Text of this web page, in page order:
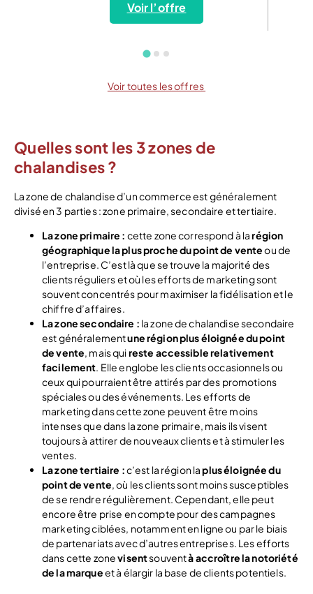
Voir l’offre
Voir toutes les offres
Quelles sont les 3 zones de
chalandises ?
La zone de chalandise d’un commerce est généralement
divisé en 3 parties : zone primaire, secondaire et tertiaire.
La zone primaire : cette zone correspond à larégion
géographique la plus proche du point de venteou de
l’entreprise. C’est là que se trouve la majorité des
clients réguliers et où les efforts de marketing sont
souvent concentrés pour maximiser la fidélisation et le
chiffre d’affaires.
La zone secondaire : la zone de chalandise secondaire
est généralementune région plus éloignée du point
de vente, mais quireste accessible relativement
facilement. Elle englobe les clients occasionnels ou
ceux qui pourraient être attirés par des promotions
spéciales ou des événements. Les efforts de
marketing dans cette zone peuvent être moins
intenses que dans la zone primaire, mais ils visent
toujours à attirer de nouveaux clients et à stimuler les
ventes.
La zone tertiaire :c’est la région laplus éloignée du
point de vente, où les clients sont moins susceptibles
de se rendre régulièrement. Cependant, elle peut
encore être prise en compte pour des campagnes
marketing ciblées, notamment en ligne ou par le biais
de partenariats avec d’autres entreprises. Les efforts
dans cette zonevisentsouventà accroître la notoriété
de la marqueet à élargir la base de clients potentiels.